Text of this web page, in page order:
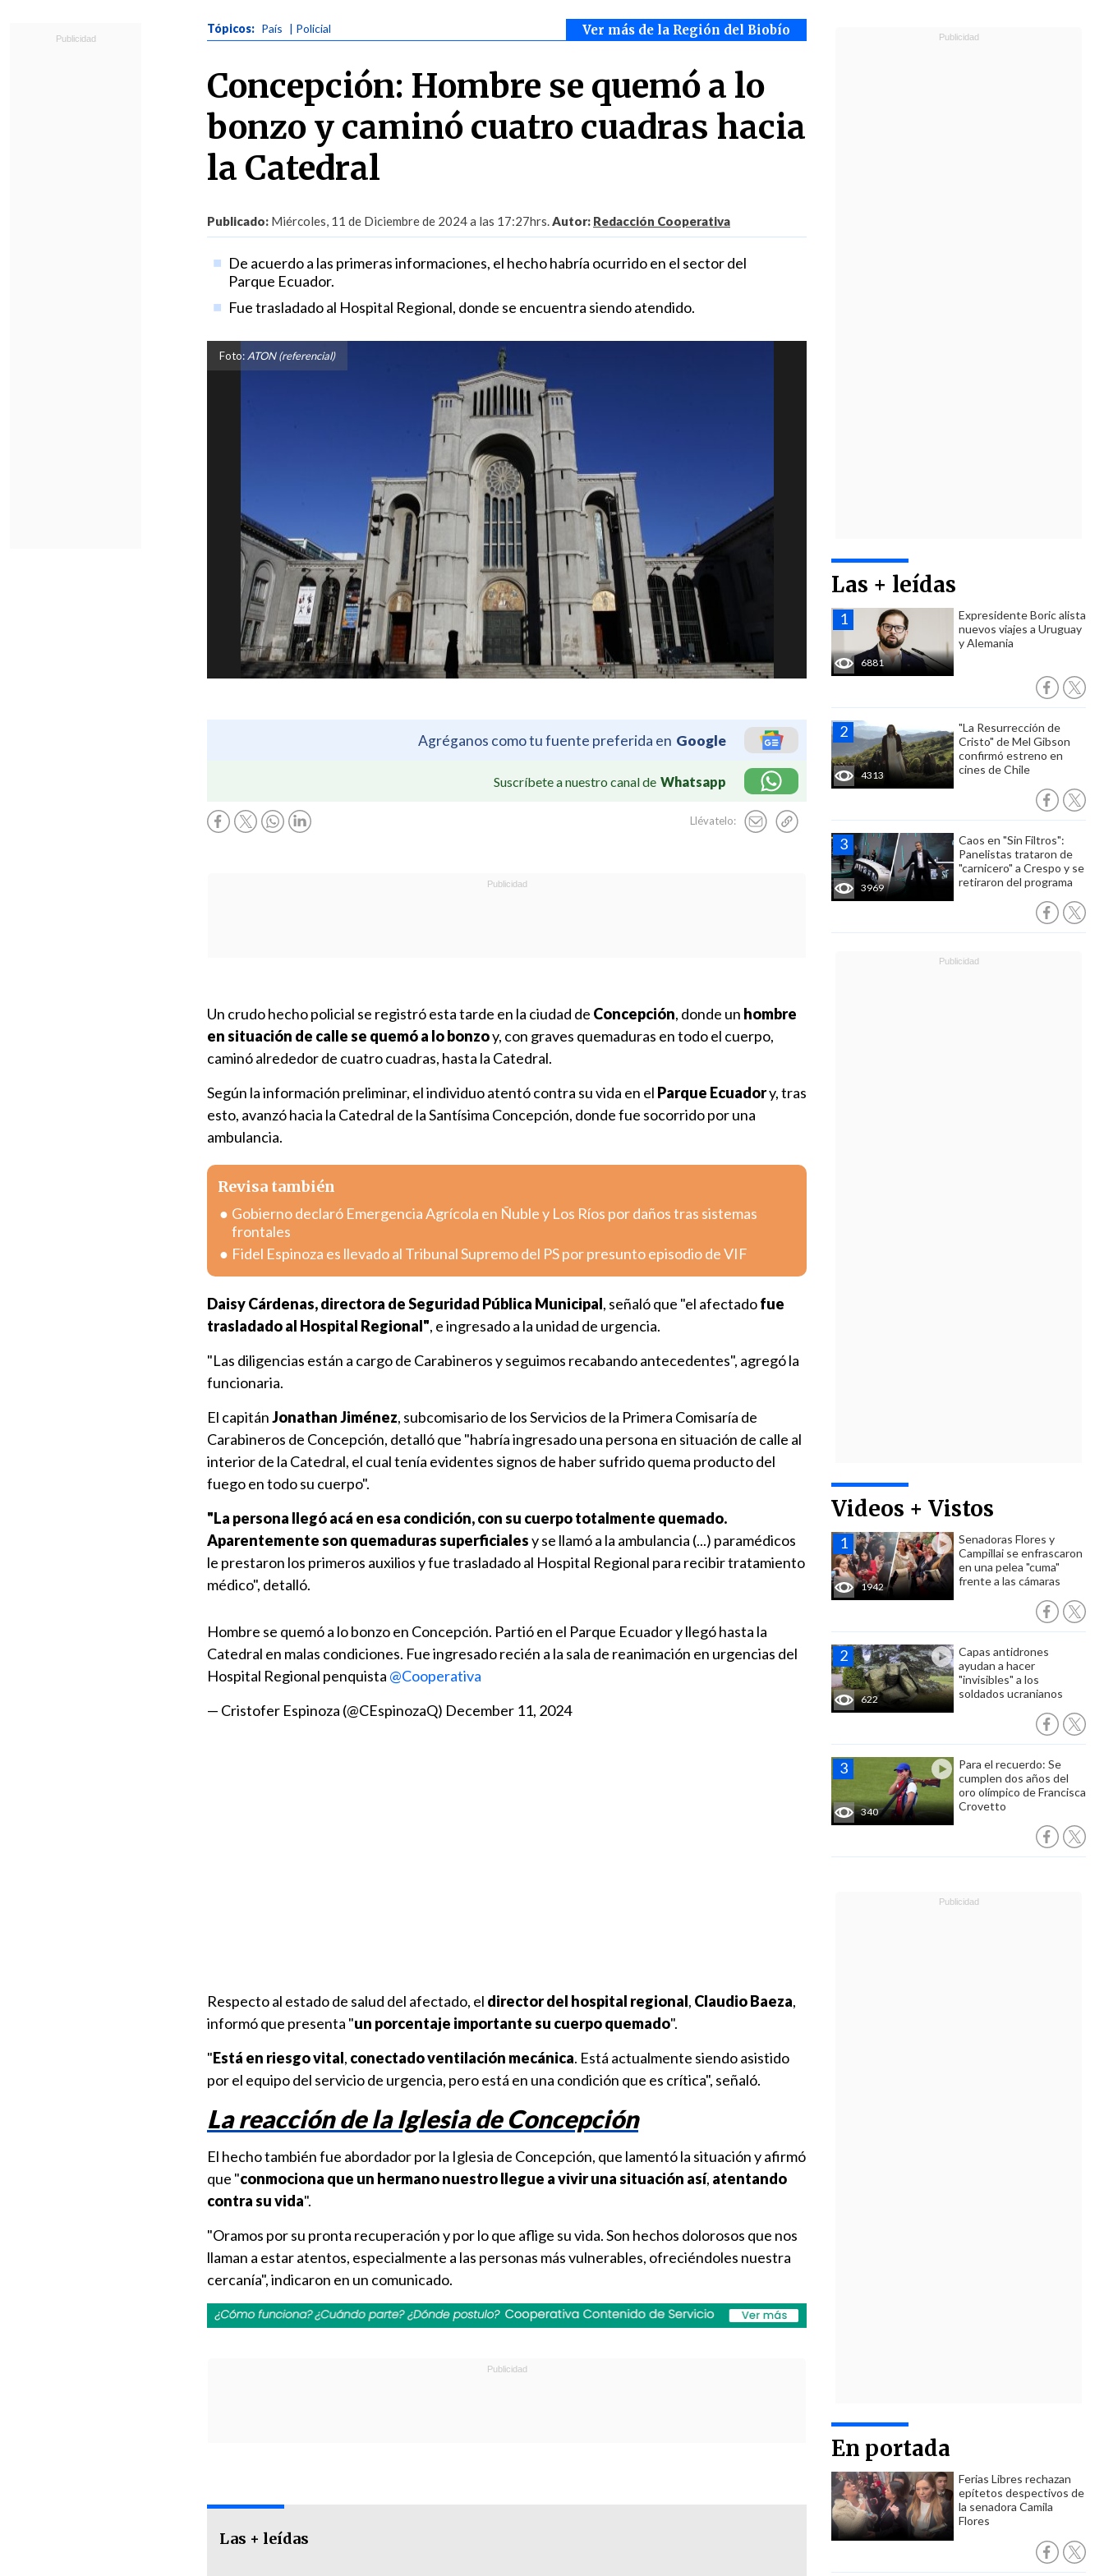
Ver más de la Región del Biobío
Tópicos: País | Policial
Concepción: Hombre se quemó a lo
bonzo y caminó cuatro cuadras hacia
la Catedral
Publicado: Miércoles, 11 de Diciembre de 2024 a las 17:27hrs.Autor: Redacción Cooperativa
De acuerdo a las primeras informaciones, el hecho habría ocurrido en el sector del
Parque Ecuador.
Fue trasladado al Hospital Regional, donde se encuentra siendo atendido.
Foto: ATON (referencial)
Agréganos como tu fuente preferida en Google
Suscríbete a nuestro canal de Whatsapp
Llévatelo:
Las + leídas
6881
Expresidente Boric alista
nuevos viajes a Uruguay
y Alemania
4313
"La Resurrección de
Cristo" de Mel Gibson
confirmó estreno en
cines de Chile
3969
Caos en "Sin Filtros":
Panelistas trataron de
"carnicero" a Crespo y se
retiraron del programa
Videos + Vistos
1942
Senadoras Flores y
Campillai se enfrascaron
en una pelea "cuma"
frente a las cámaras
622
Capas antidrones
ayudan a hacer
"invisibles" a los
soldados ucranianos
340
Para el recuerdo: Se
cumplen dos años del
oro olímpico de Francisca
Crovetto
En portada
Ferias Libres rechazan
epítetos despectivos de
la senadora Camila
Flores
Un crudo hecho policial se registró esta tarde en la ciudad de Concepción, donde un hombre
en situación de calle se quemó a lo bonzoy, con graves quemaduras en todo el cuerpo,
caminó alrededor de cuatro cuadras, hasta la Catedral.
Según la información preliminar, el individuo atentó contra su vida en el Parque Ecuadory, tras
esto, avanzó hacia la Catedral de la Santísima Concepción, donde fue socorrido por una
ambulancia.
Revisa también
Gobierno declaró Emergencia Agrícola en Ñuble y Los Ríos por daños tras sistemas
frontales
Fidel Espinoza es llevado al Tribunal Supremo del PS por presunto episodio de VIF
Daisy Cárdenas, directora de Seguridad Pública Municipal, señaló que "el afectadofue
trasladado al Hospital Regional", e ingresado a la unidad de urgencia.
"Las diligencias están a cargo de Carabineros y seguimos recabando antecedentes", agregó la
funcionaria.
El capitánJonathan Jiménez, subcomisario de los Servicios de la Primera Comisaría de
Carabineros de Concepción, detalló que "habría ingresado una persona en situación de calle al
interior de la Catedral, el cual tenía evidentes signos de haber sufrido quema producto del
fuego en todo su cuerpo".
"La persona llegó acá en esa condición, con su cuerpo totalmente quemado.
Aparentemente son quemaduras superficialesy se llamó a la ambulancia (...) paramédicos
le prestaron los primeros auxilios y fue trasladado al Hospital Regional para recibir tratamiento
médico", detalló.
Hombre se quemó a lo bonzo en Concepción. Partió en el Parque Ecuador y llegó hasta la
Catedral en malas condiciones. Fue ingresado recién a la sala de reanimación en urgencias del
Hospital Regional penquista @Cooperativa
— Cristofer Espinoza (@CEspinozaQ) December 11, 2024
Respecto al estado de salud del afectado, el director del hospital regional, Claudio Baeza,
informó que presenta "un porcentaje importante su cuerpo quemado".
"Está en riesgo vital, conectado ventilación mecánica. Está actualmente siendo asistido
por el equipo del servicio de urgencia, pero está en una condición que es crítica", señaló.
La reacción de la Iglesia de Concepción
El hecho también fue abordador por la Iglesia de Concepción, que lamentó la situación y afirmó
que "conmociona que un hermano nuestro llegue a vivir una situación así, atentando
contra su vida".
"Oramos por su pronta recuperación y por lo que aflige su vida. Son hechos dolorosos que nos
llaman a estar atentos, especialmente a las personas más vulnerables, ofreciéndoles nuestra
cercanía", indicaron en un comunicado.
Las + leídas